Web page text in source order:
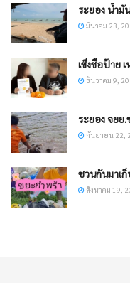
ระยอง น้ำมั
มีนาคม 23,
เซ็งซื้อป้าย
ธันวาคม 9,
ระยอง จยย
กันยายน 22,
ชวนกันมาเ
สิงหาคม 19,